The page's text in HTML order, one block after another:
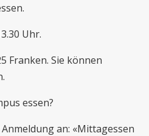
Uhr.
Franken. Sie können
essen?
an: «Mittagessen